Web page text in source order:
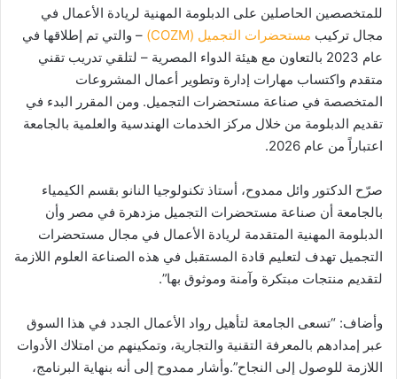
للمتخصصين الحاصلين على الدبلومة المهنية لريادة الأعمال في
مجال تركيب مستحضرات التجميل (COZM)
– والتي تم إطلاقها في
عام 2023 بالتعاون مع هيئة الدواء المصرية – لتلقي تدريب تقني
متقدم واكتساب مهارات إدارة وتطوير أعمال المشروعات
المتخصصة في صناعة مستحضرات التجميل. ومن المقرر البدء في
تقديم الدبلومة من خلال مركز الخدمات الهندسية والعلمية بالجامعة
اعتباراً من عام 2026.
صرّح الدكتور وائل ممدوح، أستاذ تكنولوجيا النانو بقسم الكيمياء
بالجامعة أن صناعة مستحضرات التجميل مزدهرة في مصر وأن
الدبلومة المهنية المتقدمة لريادة الأعمال في مجال مستحضرات
التجميل تهدف لتعليم قادة المستقبل في هذه الصناعة العلوم اللازمة
لتقديم منتجات مبتكرة وآمنة وموثوق بها”.
وأضاف: “تسعى الجامعة لتأهيل رواد الأعمال الجدد في هذا السوق
عبر إمدادهم بالمعرفة التقنية والتجارية، وتمكينهم من امتلاك الأدوات
اللازمة للوصول إلى النجاح”.وأشار ممدوح إلى أنه بنهاية البرنامج،